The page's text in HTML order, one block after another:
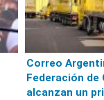
Correo
Federación de
alcanzan un